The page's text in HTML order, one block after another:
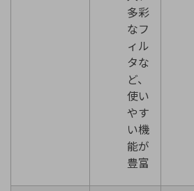
多彩
なフ
ィル
タな
ど、
使い
やす
い機
能が
豊富